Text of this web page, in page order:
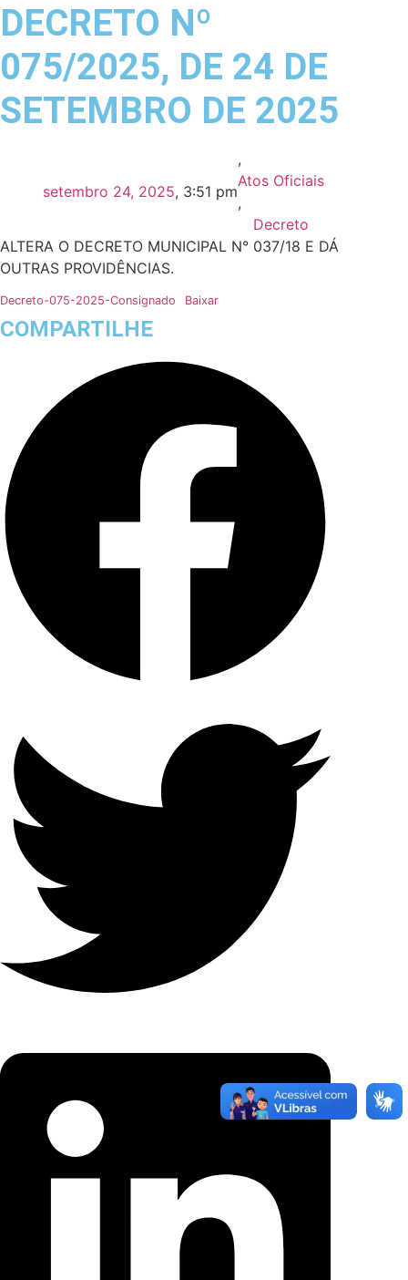
DECRETO Nº
075/2025, DE 24 DE
SETEMBRO DE 2025
setembro 24, 2025, 3:51 pm
,
Atos Oficiais
,
Decreto
ALTERA O DECRETO MUNICIPAL N° 037/18 E DÁ
OUTRAS PROVIDÊNCIAS.
Decreto-075-2025-Consignado Baixar
COMPARTILHE